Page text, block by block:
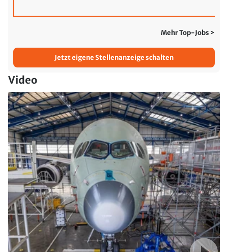
Mehr Top-Jobs >
Jetzt eigene Stellenanzeige schalten
Video